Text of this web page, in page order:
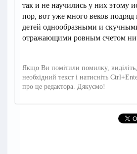
так и не научились у них этому
пор, вот уже много веков подряд
детей однообразными и
отражающими ровным счетом
Якщо Ви помітили помилку, виділіть,
необхідний текст і натисніть
про це редактора. Дякуємо!